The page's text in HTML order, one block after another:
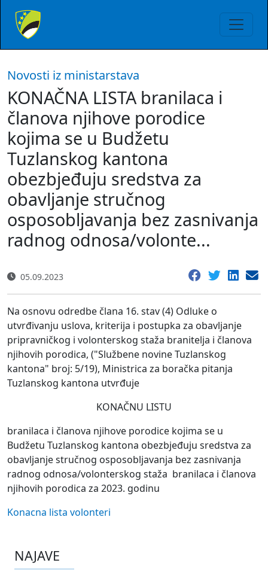
Novosti iz ministarstava
KONAČNA LISTA branilaca i
članova njihove porodice
kojima se u Budžetu
Tuzlanskog kantona
obezbjeđuju sredstva za
obavljanje stručnog
osposobljavanja bez zasnivanja
radnog odnosa/volonte...
05.09.2023
Na osnovu odredbe člana 16. stav (4) Odluke o
utvrđivanju uslova, kriterija i postupka za obavljanje
pripravničkog i volonterskog staža branitelja i članova
njihovih porodica, ("Službene novine Tuzlanskog
kantona" broj: 5/19), Ministrica za boračka pitanja
Tuzlanskog kantona utvrđuje
KONAČNU LISTU
branilaca i članova njihove porodice kojima se u
Budžetu Tuzlanskog kantona obezbjeđuju sredstva za
obavljanje stručnog osposobljavanja bez zasnivanja
radnog odnosa/volonterskog staža branilaca i članova
njihovih porodica za 2023. godinu
Konacna lista volonteri
NAJAVE